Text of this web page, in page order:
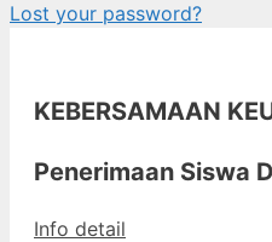
Lost your password?
KEBERSAMAAN
Penerimaan Siswa
Info detail